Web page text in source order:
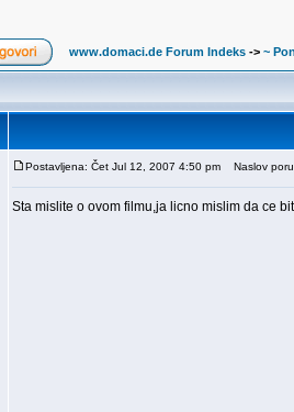
www.domaci.de Forum Indeks -> ~
Postavljena: Čet Jul 12, 2007 4:50 pm Naslov
Sta mislite o ovom filmu,ja licno mislim da ce